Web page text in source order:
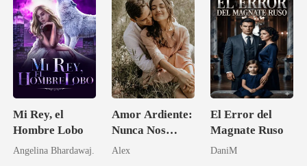
Mi Rey, el
Hombre Lobo
Angelina Bhardawaj.
Amor Ardiente:
Nunca Nos
Separaremos
Alex
El Error del
Magnate Ruso
DaniM